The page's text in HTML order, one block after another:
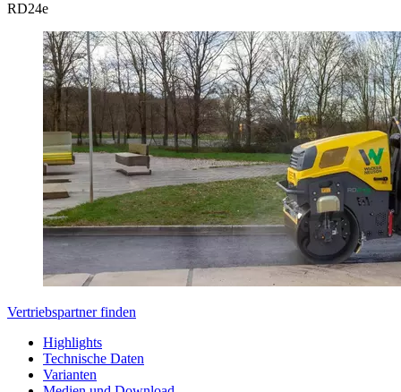
RD24e
Vertriebspartner finden
Highlights
Technische Daten
Varianten